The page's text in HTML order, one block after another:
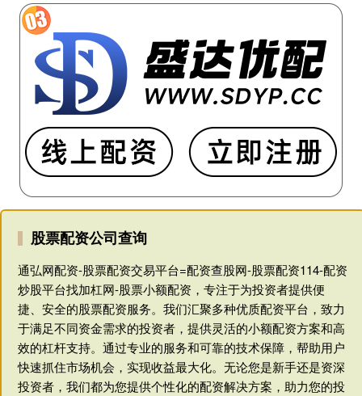
股票配资公司查询
通弘网配资-股票配资交易平台=配资查股网-股票配资114-配资
炒股平台找加杠网-股票小额配资，专注于为投资者提供便
捷、安全的股票配资服务。我们汇聚多种优质配资平台，致力
于满足不同资金需求的投资者，提供灵活的小额配资方案和高
效的杠杆支持。通过专业的服务和可靠的技术保障，帮助用户
快速抓住市场机会，实现收益最大化。无论您是新手还是资深
投资者，我们都为您提供个性化的配资解决方案，助力您的投